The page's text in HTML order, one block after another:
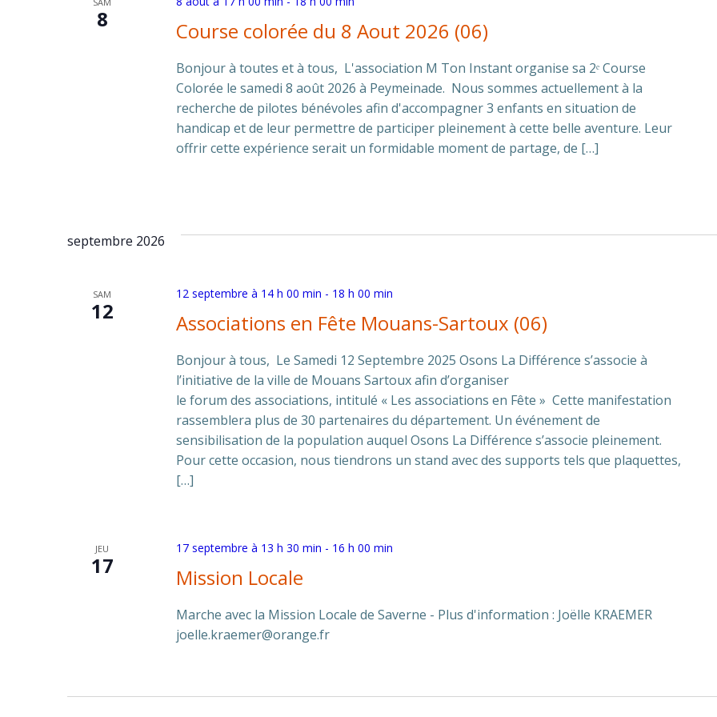
8 Course colorée du 8 Aout 2026 (06)
Bonjour à toutes et à tous, L'association M Ton Instant organise sa 2ᵉ Course
Colorée le samedi 8 août 2026 à Peymeinade. Nous sommes actuellement à la
recherche de pilotes bénévoles afin d'accompagner 3 enfants en situation de
handicap et de leur permettre de participer pleinement à cette belle aventure. Leur
offrir cette expérience serait un formidable moment de partage, de […]
septembre 2026
SAM
12 Associations en Fête Mouans-Sartoux (06)
12 septembre à 14 h 00 min - 18 h 00 min
Bonjour à tous, Le Samedi 12 Septembre 2025 Osons La Différence s’associe à
l’initiative de la ville de Mouans Sartoux afin d’organiser
le forum des associations, intitulé « Les associations en Fête » Cette manifestation
rassemblera plus de 30 partenaires du département. Un événement de
sensibilisation de la population auquel Osons La Différence s’associe pleinement.
Pour cette occasion, nous tiendrons un stand avec des supports tels que plaquettes,
[…]
JEU
17 Mission Locale
17 septembre à 13 h 30 min - 16 h 00 min
Marche avec la Mission Locale de Saverne - Plus d'information : Joëlle KRAEMER
joelle.kraemer@orange.fr